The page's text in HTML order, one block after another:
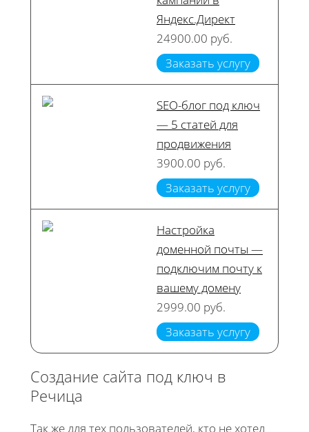
Яндекс.Директ
24900.00 руб.
Заказать услугу
SEO-блог под ключ
— 5 статей для
продвижения
3900.00 руб.
Заказать услугу
Настройка
доменной почты —
подключим почту к
вашему домену
2999.00 руб.
Заказать услугу
Создание сайта под ключ в
Речица
Так же для тех пользователей, кто не хотел